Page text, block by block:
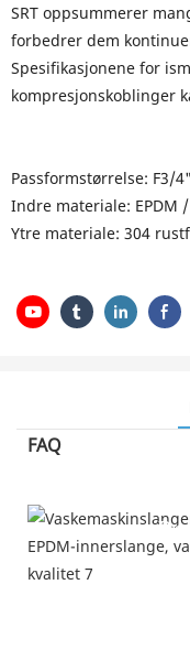
SRT oppsummerer
forbedrer dem
Spesifikasjonene for
kompresjonskoblinger
Passformstørrelse: F3/
Indre materiale: EPDM /
Ytre materiale: 304
FAQ